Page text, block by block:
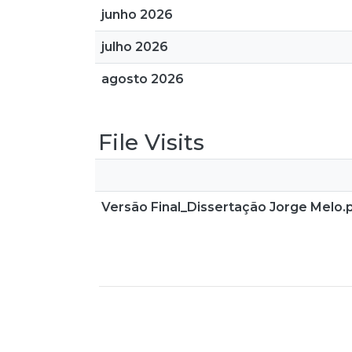
junho 2026
julho 2026
agosto 2026
File Visits
Versão Final_Dissertação Jorge